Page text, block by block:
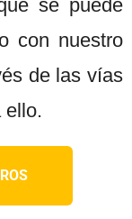
se puede
con nuestro
de las vías
ello.